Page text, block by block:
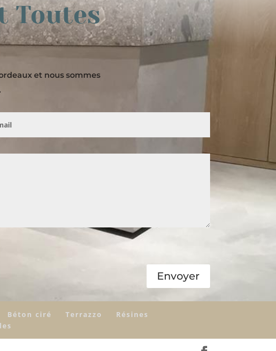
Toutes
et nous sommes
Envoyer
Béton ciré Terrazzo
Résines